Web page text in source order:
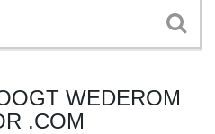
WEDEROM
.COM